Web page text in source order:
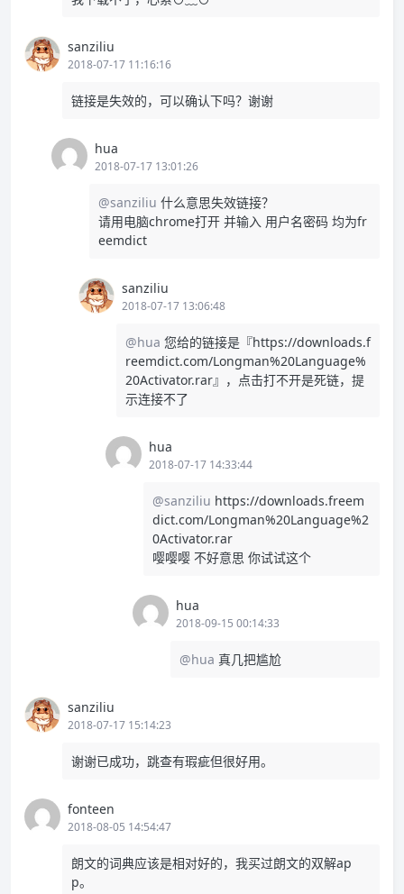
sanziliu
2018-07-17 11:16:16
链接是失效的，可以确认下吗？谢谢
hua
2018-07-17 13:01:26
@sanziliu 什么意思失效链接？
请用电脑chrome打开 并输入 用户名密码 均为fr
eemdict
sanziliu
2018-07-17 13:06:48
@hua 您给的链接是『https://downloads.f
reemdict.com/Longman%20Language%
20Activator.rar』，点击打不开是死链，提
示连接不了
hua
2018-07-17 14:33:44
@sanziliu https://downloads.freem
dict.com/Longman%20Language%2
0Activator.rar
嘤嘤嘤 不好意思 你试试这个
hua
2018-09-15 00:14:33
@hua 真几把尴尬
sanziliu
2018-07-17 15:14:23
谢谢已成功，跳查有瑕疵但很好用。
fonteen
2018-08-05 14:54:47
朗文的词典应该是相对好的，我买过朗文的双解ap
p。